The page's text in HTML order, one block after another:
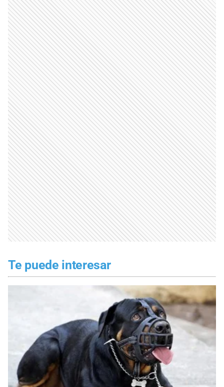
Te puede interesar